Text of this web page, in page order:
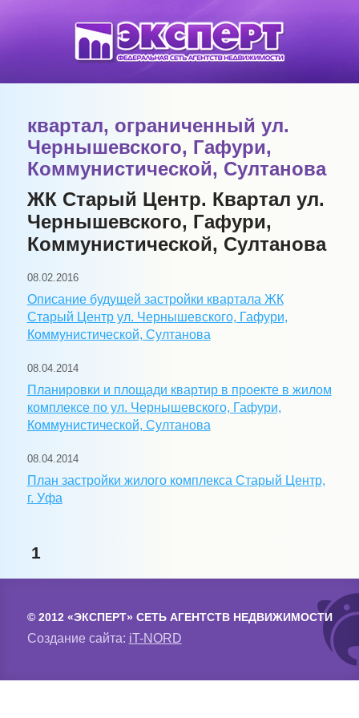
квартал, ограниченный ул.
Чернышевского, Гафури,
Коммунистической, Султанова
ЖК Старый Центр. Квартал ул.
Чернышевского, Гафури,
Коммунистической, Султанова
08.02.2016
Описание будущей застройки квартала ЖК
Старый Центр ул. Чернышевского, Гафури,
Коммунистической, Султанова
08.04.2014
Планировки и площади квартир в проекте в жилом
комплексе по ул. Чернышевского, Гафури,
Коммунистической, Султанова
08.04.2014
План застройки жилого комплекса Старый Центр,
г. Уфа
1
© 2012 «ЭКСПЕРТ» СЕТЬ АГЕНТСТВ НЕДВИЖИМОСТИ
Создание сайта: iT-NORD